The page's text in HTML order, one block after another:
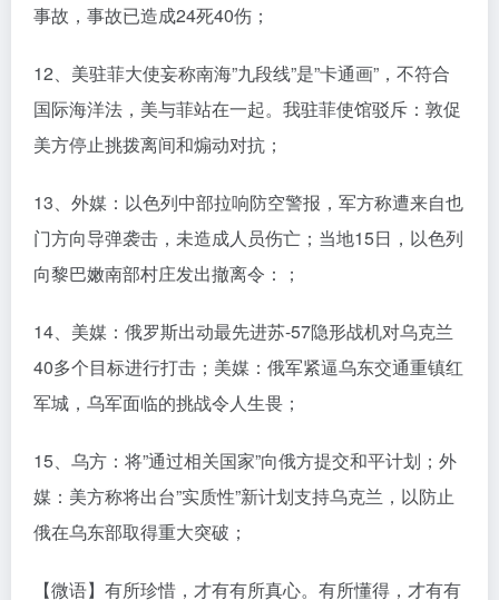
事故，事故已造成24死40伤；
12、美驻菲大使妄称南海”九段线”是”卡通画”，不符合
国际海洋法，美与菲站在一起。我驻菲使馆驳斥：敦促
美方停止挑拨离间和煽动对抗；
13、外媒：以色列中部拉响防空警报，军方称遭来自也
门方向导弹袭击，未造成人员伤亡；当地15日，以色列
向黎巴嫩南部村庄发出撤离令：；
14、美媒：俄罗斯出动最先进苏-57隐形战机对乌克兰
40多个目标进行打击；美媒：俄军紧逼乌东交通重镇红
军城，乌军面临的挑战令人生畏；
15、乌方：将”通过相关国家”向俄方提交和平计划；外
媒：美方称将出台”实质性”新计划支持乌克兰，以防止
俄在乌东部取得重大突破；
【微语】有所珍惜，才有有所真心。有所懂得，才有有